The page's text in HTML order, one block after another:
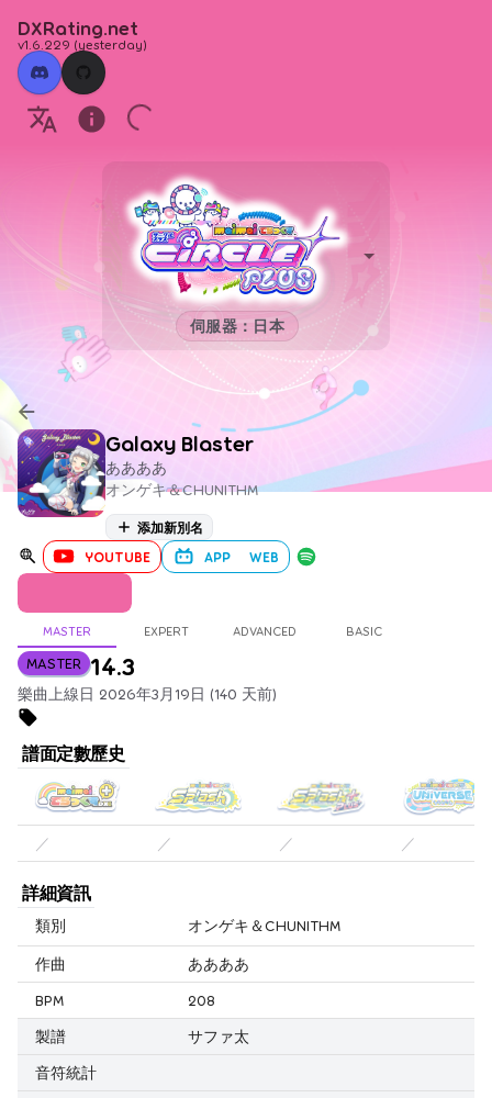
DXRating.net
v1.6.229 (yesterday)
伺服器：日本
Galaxy Blaster
ああああ
オンゲキ＆CHUNITHM
添加新別名
YOUTUBE APP WEB
MASTER EXPERT ADVANCED BASIC
MASTER 14.3
樂曲上線日 2026年3月19日 (140 天前)
譜面定數歷史
／ ／ ／ ／
詳細資訊
類別 オンゲキ＆CHUNITHM
作曲
ああああ
BPM
208
製譜
サファ太
音符統計